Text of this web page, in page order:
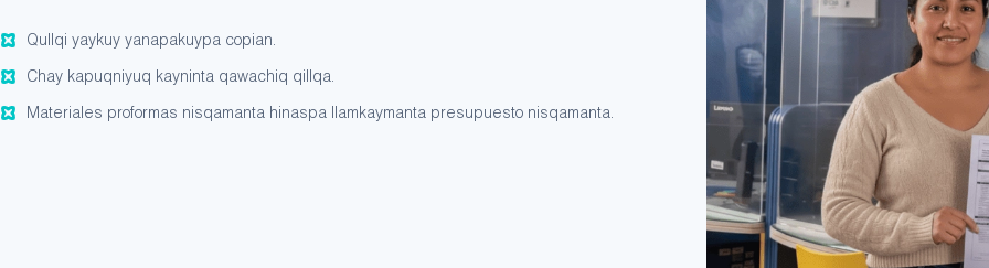
Qullqi yaykuy yanapakuypa copian.
Chay kapuqniyuq kayninta qawachiq qillqa.
Materiales proformas nisqamanta hinaspa llamkaymanta presupuesto nisqamanta.